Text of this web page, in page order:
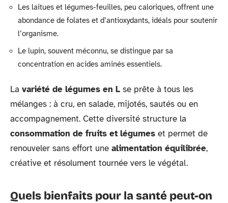
Les laitues et légumes-feuilles, peu caloriques, offrent une
abondance de folates et d’antioxydants, idéals pour soutenir
l’organisme.
Le lupin, souvent méconnu, se distingue par sa
concentration en acides aminés essentiels.
La variété de légumes en L se prête à tous les
mélanges : à cru, en salade, mijotés, sautés ou en
accompagnement. Cette diversité structure la
consommation de fruits et légumes et permet de
renouveler sans effort une alimentation équilibrée,
créative et résolument tournée vers le végétal.
Quels bienfaits pour la santé peut-on